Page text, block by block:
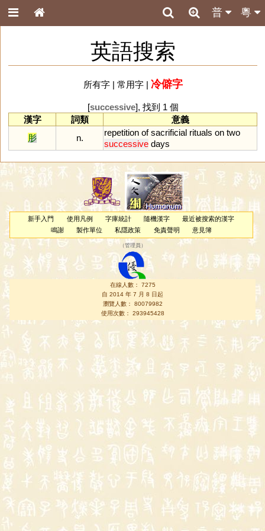
粵
普
英語搜索
所有字| 常用字| 冷僻字
[successive], 找到 1 個
漢字
詞類
意義
肜
n.
repetition of sacrificial rituals on two
successive days
新手入門 使用凡例 字庫統計 隨機漢字
最近被搜索的漢字
鳴謝
製作單位 私隱政策 免責聲明 意見簿
（管理員 ）
在線人數： 7275
自 2014 年 7 月 8 日起
瀏覽人數： 80079982
使用次數： 293945428